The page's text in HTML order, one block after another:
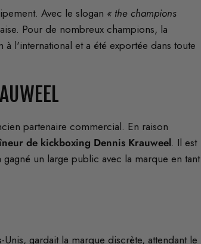
Avec le slogan « the champions
Pour de nombreux champions, la
l'international et a été exportée dans toute
partenaire commercial. En raison
de kickboxing Dennis Krauweel. Il est
un large public avec la marque en tant
gardait la marque discrète, attendant le